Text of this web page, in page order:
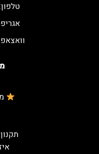
טלפון: 02-6234708
אגריפס 64,
וואצאפ: 054-